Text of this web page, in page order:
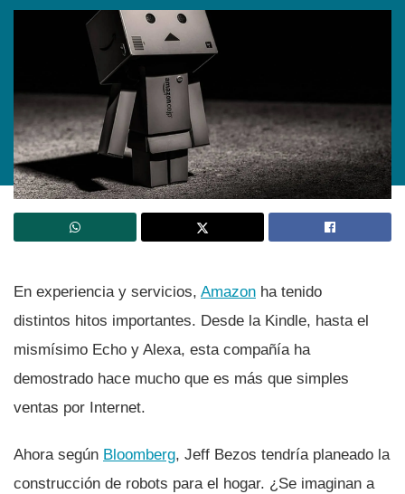
En experiencia y servicios, Amazon ha tenido
distintos hitos importantes. Desde la Kindle, hasta el
mismí­simo Echo y Alexa, esta compañí­a ha
demostrado hace mucho que es más que simples
ventas por Internet.
Ahora según Bloomberg, Jeff Bezos tendrí­a planeado la
construcción de robots para el hogar. ¿Se imaginan a